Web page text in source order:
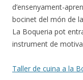
d’ensenyament-
bocinet del món de
La Boqueria pot
instrument de
Taller de cuina a la